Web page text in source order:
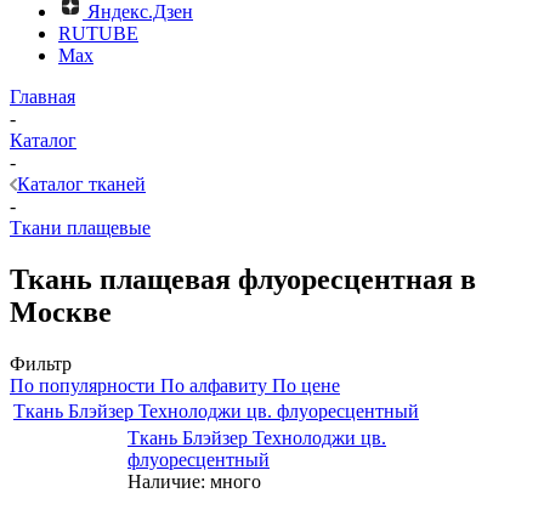
Яндекс.Дзен
RUTUBE
Max
Главная
-
Каталог
-
Каталог тканей
-
Ткани плащевые
Ткань плащевая флуоресцентная в
Москве
Фильтр
По популярности По алфавиту По цене
Ткань Блэйзер Технолоджи цв. флуоресцентный
Ткань Блэйзер Технолоджи цв.
флуоресцентный
Наличие: много